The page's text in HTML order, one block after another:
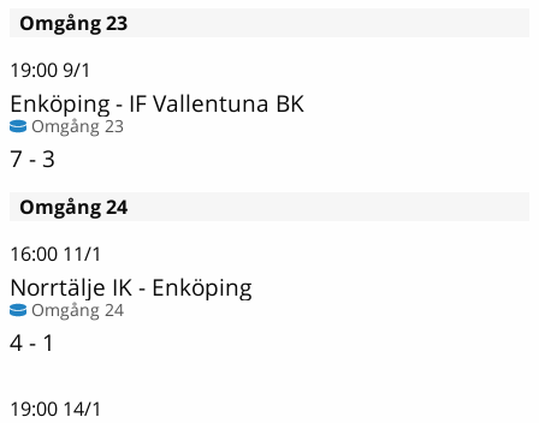
Omgång 23
19:009/1
Enköping- IF Vallentuna BK
Omgång 23
7 - 3
Omgång 24
16:00 11/1
Norrtälje IK- Enköping
Omgång 24
4 - 1
19:00 14/1